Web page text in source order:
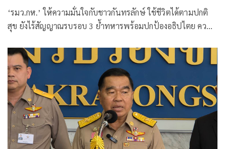
‘รมว.กห.’ ให้ความมั่นใจกับชาวกันทรลักษ์ ใช้ชีวิตได้ตามปกติ
สุข ยังไร้สัญญาณรบรอบ 3 ย้ำทหารพร้อมปกป้องอธิปไตย ควบคู่
ทหารชายแดน- ชั้นผู้น้อย